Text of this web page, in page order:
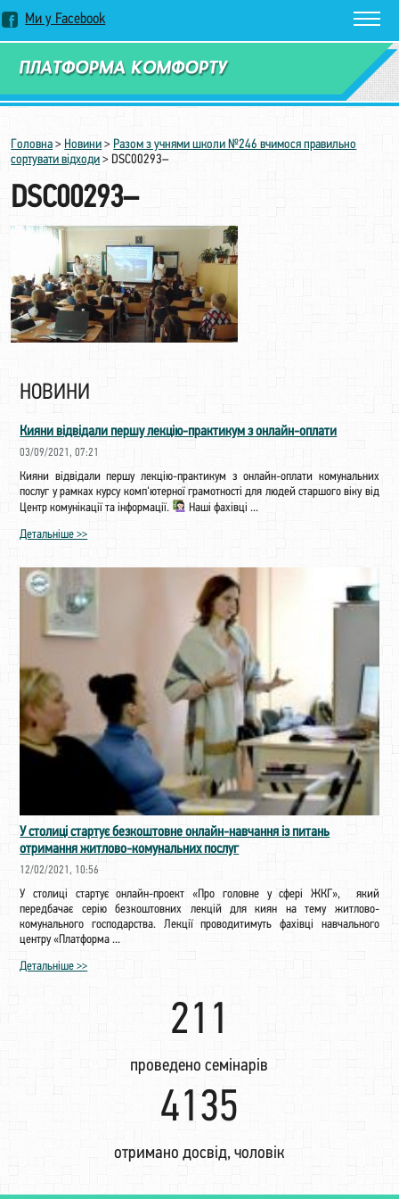
Ми у Facebook
Замовити дзвінок
Головна > Новини > Разом з учнями школи №246 вчимося правильно
сортувати відходи > DSC00293–
DSC00293–
НОВИНИ
Кияни відвідали першу лекцію-практикум з онлайн-оплати
03/09/2021, 07:21
Кияни відвідали першу лекцію-практикум з онлайн-оплати комунальних
послуг у рамках курсу комп'ютерної грамотності для людей старшого віку від
Центр комунікації та інформації.
Наші фахівці ...
Детальніше >>
У столиці стартує безкоштовне онлайн-навчання із питань
отримання житлово-комунальних послуг
12/02/2021, 10:56
У столиці стартує онлайн-проект «Про головне у сфері ЖКГ», який
передбачає серію безкоштовних лекцій для киян на тему житлово-
комунального господарства. Лекції проводитимуть фахівці навчального
центру «Платформа ...
Детальніше >>
222
проведено семінарів
4354
отримано досвід, чоловік